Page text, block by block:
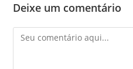
Deixe um comentário
Comentário